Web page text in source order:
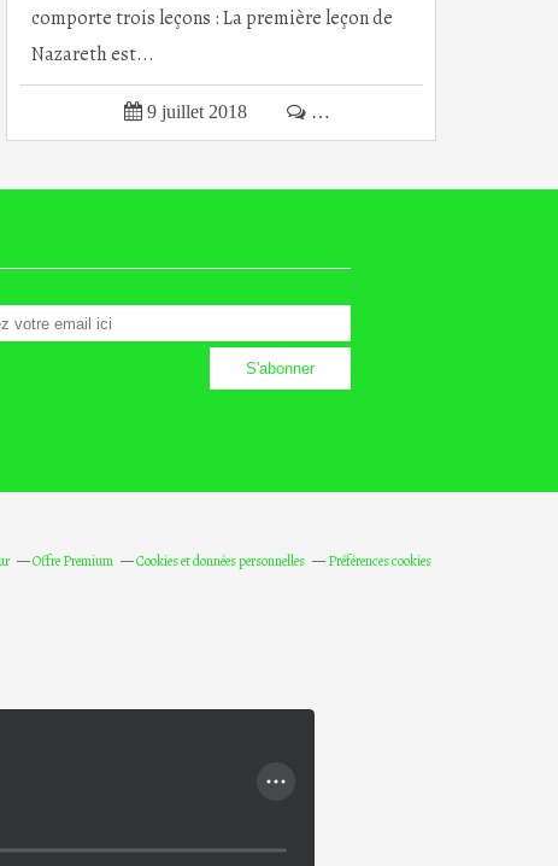
comporte trois leçons : La première leçon de
Nazareth est...
 9 juillet 2018  …
Offre Premium Cookies et données personnelles Préférences cookies